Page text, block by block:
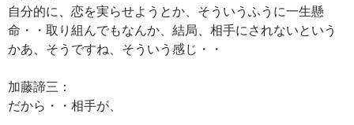
自分的に、恋を実らせようとか、そういうふうに一生懸
命・・取り組んでもなんか、結局、相手にされないという
かあ、そうですね、そういう感じ・・
加藤諦三：
だから・・相手が、